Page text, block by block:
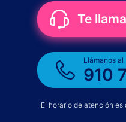
Te
Llámanos al
910
El horario de atención es